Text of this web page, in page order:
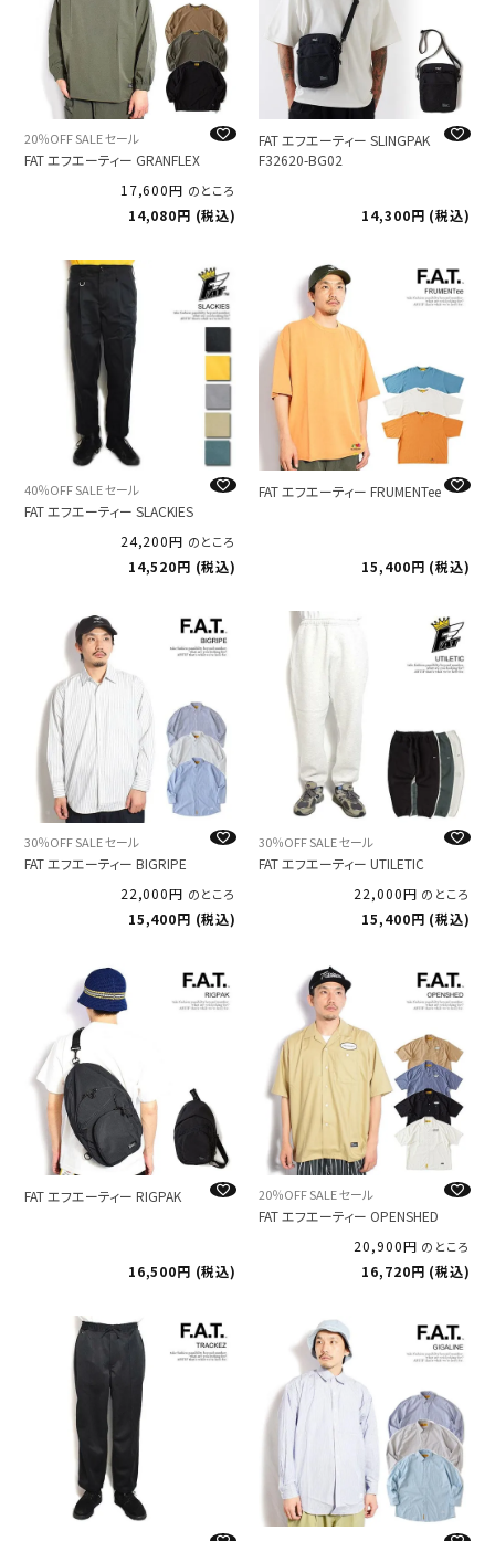
20％OFF SALE セール
FAT エフエーティー GRANFLEX
17,600
のところ
14,080 税込
FAT エフエーティー SLINGPAK
F32620-BG02
14,300 税込
40％OFF SALE セール
FAT エフエーティー SLACKIES
24,200
のところ
14,520 税込
FAT エフエーティー FRUMENTee
15,400 税込
30％OFF SALE セール
FAT エフエーティー BIGRIPE
22,000
のところ
15,400 税込
30％OFF SALE セール
FAT エフエーティー UTILETIC
22,000
のところ
15,400 税込
FAT エフエーティー RIGPAK
16,500 税込
20％OFF SALE セール
FAT エフエーティー OPENSHED
20,900
のところ
16,720 税込